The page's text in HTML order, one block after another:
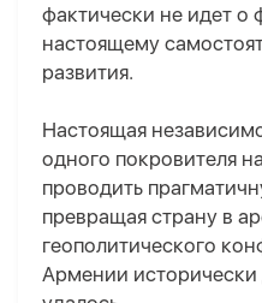
фактически не идет
настоящему
развития.
Настоящая
одного покровителя
проводить
превращая страну в
геополитического
Армении исторически